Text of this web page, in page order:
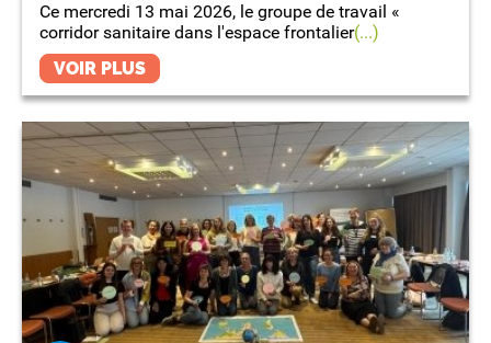
Ce mercredi 13 mai 2026, le groupe de travail «
corridor sanitaire dans l'espace frontalier(...)
VOIR PLUS